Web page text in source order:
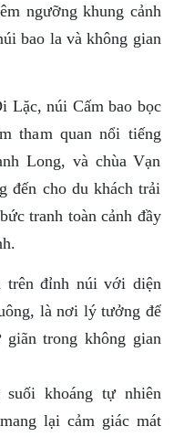
ngưỡng khung cảnh
bao la và không gian
Lặc, núi Cấm bao bọc
tham quan nổi tiếng
Long, và chùa Vạn
đến cho du khách trải
tranh toàn cảnh đầy
trên đỉnh núi với diện
là nơi lý tưởng để
trong không gian
suối khoáng tự nhiên
lại cảm giác mát